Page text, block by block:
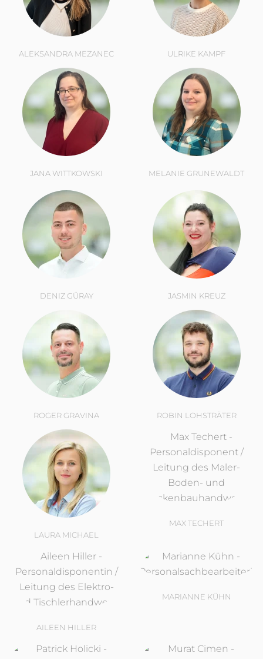
ALEKSANDRA MEZANEC ULRIKE KAMPF
JANA WITTKOWSKI MELANIE GRUNEWALDT
DENIZ GÜRAY JASMIN KREUZ
ROGER GRAVINA ROBIN LOHSTRÄTER
LAURA MICHAEL
MAX TECHERT
AILEEN HILLER
MARIANNE KÜHN